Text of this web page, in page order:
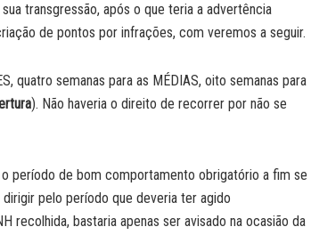
transgressão, após o que teria a advertência
de pontos por infrações, com veremos a seguir.
quatro semanas para as MÉDIAS, oito semanas para
). Não haveria o direito de recorrer por não se
período de bom comportamento obrigatório a fim se
pelo período que deveria ter agido
recolhida, bastaria apenas ser avisado na ocasião da